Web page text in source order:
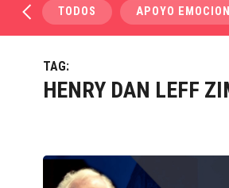
TODOS APOYO
TAG:
HENRY DAN LEFF